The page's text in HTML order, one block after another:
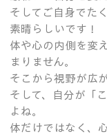
そしてご自身でた
素晴らしいです！
体や心の内側を変
まりません。
そこから視野が広
そして、自分が「
よね。
体だけではなく、